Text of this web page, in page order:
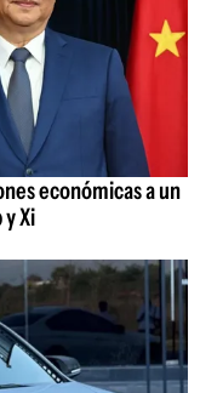
económicas a un
Xi